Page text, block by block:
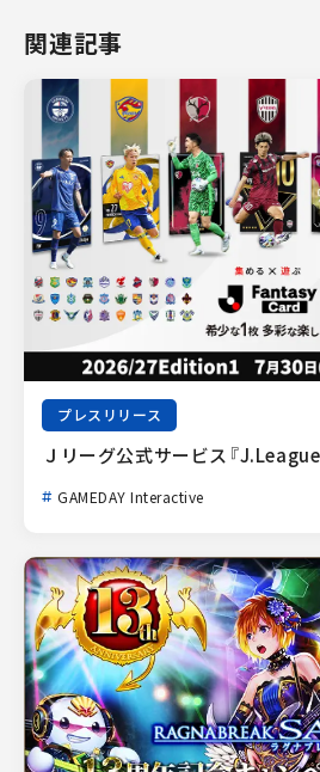
関連記事
プレスリリース
Ｊリーグ公式サービス『
GAMEDAY Interactive